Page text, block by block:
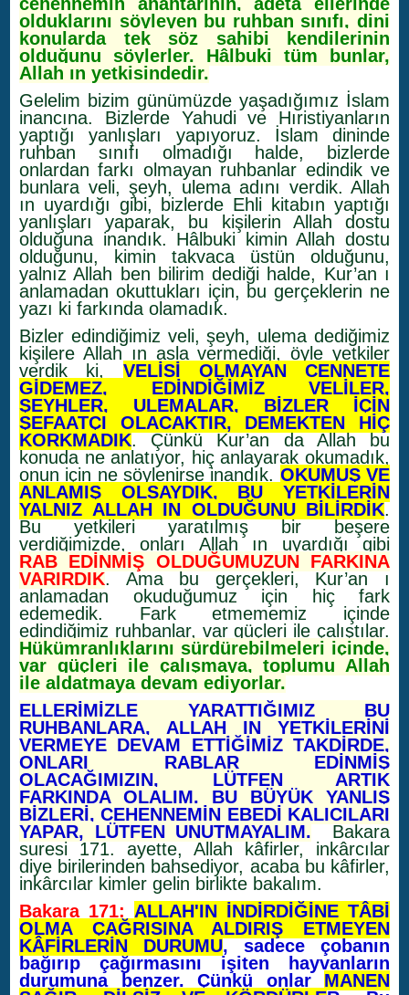
olduklarını söyleyen bu ruhban sınıfı, dini
konularda tek söz sahibi kendilerinin
olduğunu söylerler. Hâlbuki tüm bunlar,
Allah ın yetkisindedir.
Gelelim bizim günümüzde yaşadığımız İslam
inancına. Bizlerde Yahudi ve Hıristiyanların
yaptığı yanlışları yapıyoruz. İslam dininde
ruhban sınıfı olmadığı halde, bizlerde
onlardan farkı olmayan ruhbanlar edindik ve
bunlara veli, şeyh, ulema adını verdik. Allah
ın uyardığı gibi, bizlerde Ehli kitabın yaptığı
yanlışları yaparak, bu kişilerin Allah dostu
olduğuna inandık. Hâlbuki kimin Allah dostu
olduğunu, kimin takvaca üstün olduğunu,
yalnız Allah ben bilirim dediği halde, Kur’an ı
anlamadan okuttukları için, bu gerçeklerin ne
yazı ki farkında olamadık.
Bizler edindiğimiz veli, şeyh, ulema dediğimiz
kişilere Allah ın asla vermediği, öyle yetkiler
verdik ki, VELİSİ OLMAYAN CENNETE
GİDEMEZ, EDİNDİĞİMİZ VELİLER,
ŞEYHLER, ULEMALAR, BİZLER İÇİN
ŞEFAATÇI OLACAKTIR, DEMEKTEN HİÇ
KORKMADIK. Çünkü Kur’an da Allah bu
konuda ne anlatıyor, hiç anlayarak okumadık,
onun için ne söylenirse inandık. OKUMUŞ VE
ANLAMIŞ OLSAYDIK, BU YETKİLERİN
YALNIZ ALLAH IN OLDUĞUNU BİLİRDİK.
Bu yetkileri yaratılmış bir beşere
verdiğimizde, onları Allah ın uyardığı gibi
RAB EDİNMİŞ OLDUĞUMUZUN FARKINA
VARIRDIK. Ama bu gerçekleri, Kur’an ı
anlamadan okuduğumuz için hiç fark
edemedik. Fark etmememiz içinde
edindiğimiz ruhbanlar, var güçleri ile çalıştılar.
Hükümranlıklarını sürdürebilmeleri içinde,
var güçleri ile çalışmaya, toplumu Allah
ile aldatmaya devam ediyorlar.
ELLERİMİZLE YARATTIĞIMIZ BU
RUHBANLARA, ALLAH IN YETKİLERİNİ
VERMEYE DEVAM ETTİĞİMİZ TAKDİRDE,
ONLARI RABLAR EDİNMİŞ
OLACAĞIMIZIN, LÜTFEN ARTIK
FARKINDA OLALIM. BU BÜYÜK YANLIŞ
BİZLERİ, CEHENNEMİN EBEDİ KALICILARI
YAPAR, LÜTFEN UNUTMAYALIM. Bakara
suresi 171. ayette, Allah kâfirler, inkârcılar
diye birilerinden bahsediyor, acaba bu kâfirler,
inkârcılar kimler gelin birlikte bakalım.
Bakara 171: ALLAH'IN İNDİRDİĞİNE TÂBİ
OLMA ÇAĞRISINA ALDIRIŞ ETMEYEN
KÂFİRLERİN DURUMU, sadece çobanın
bağırıp çağırmasını işiten hayvanların
durumuna benzer. Çünkü onlar MANEN